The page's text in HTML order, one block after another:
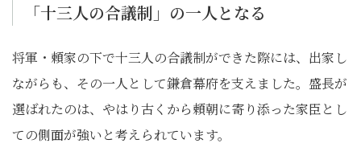
「十三人の合議制」の一人となる
将軍・頼家の下で十三人の合議制ができた際には、出家し
ながらも、その一人として鎌倉幕府を支えました。盛長が
選ばれたのは、やはり古くから頼朝に寄り添った家臣とし
ての側面が強いと考えられています。